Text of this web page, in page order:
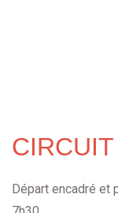
Départ encadré et